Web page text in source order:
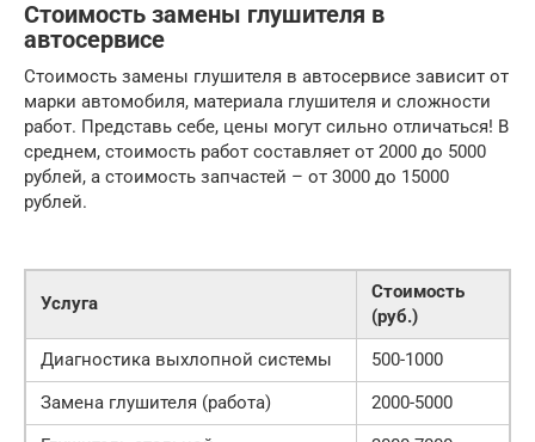
Стоимость замены глушителя в
автосервисе
Стоимость замены глушителя в автосервисе зависит от
марки автомобиля, материала глушителя и сложности
работ. Представь себе, цены могут сильно отличаться! В
среднем, стоимость работ составляет от 2000 до 5000
рублей, а стоимость запчастей – от 3000 до 15000
рублей.
Услуга
Стоимость
(руб.)
Диагностика выхлопной системы
500-1000
Замена глушителя (работа)
2000-5000